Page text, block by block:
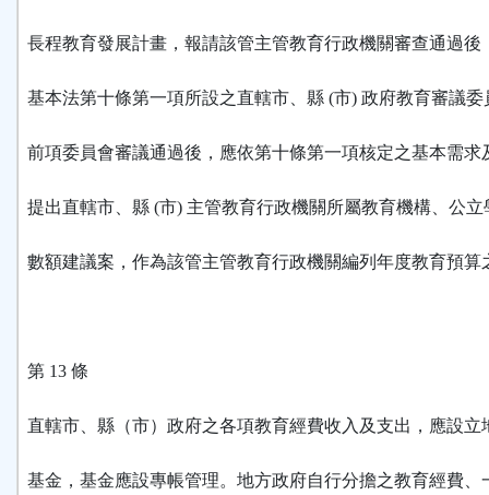
長程教育發展計畫，報請該管主管教育行政機關審查通過後
基本法第十條第一項所設之直轄市、縣 (市) 政府教育審議委
前項委員會審議通過後，應依第十條第一項核定之基本需求
提出直轄市、縣 (市) 主管教育行政機關所屬教育機構、公立
數額建議案，作為該管主管教育行政機關編列年度教育預算
第 13 條
直轄市、縣（市）政府之各項教育經費收入及支出，應設立
基金，基金應設專帳管理。地方政府自行分擔之教育經費、